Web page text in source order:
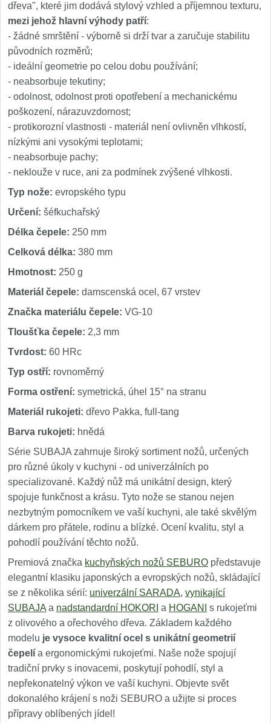
dřeva", které jim dodává stylový vzhled a příjemnou texturu,
mezi jehož hlavní výhody patří:
- žádné smrštění - výborně si drží tvar a zaručuje stabilitu
původních rozměrů;
- ideální geometrie po celou dobu používání;
- neabsorbuje tekutiny;
- odolnost, odolnost proti opotřebení a mechanickému
poškození, nárazuvzdornost;
- protikorozní vlastnosti - materiál není ovlivněn vlhkostí,
nízkými ani vysokými teplotami;
- neabsorbuje pachy;
- neklouže v ruce, ani za podmínek zvýšené vlhkosti.
Typ nože: evropského typu
Určení: šéfkuchařský
Délka čepele: 250 mm
Celková délka: 380 mm
Hmotnost: 250 g
Materiál čepele: damscenská ocel, 67 vrstev
Značka materiálu čepele: VG-10
Tloušťka čepele: 2,3 mm
Tvrdost: 60 HRc
Typ ostří: rovnoměrný
Forma ostření: symetrická, úhel 15° na stranu
Materiál rukojeti: dřevo Pakka, full-tang
Barva rukojeti: hnědá
Série SUBAJA zahrnuje široký sortiment nožů, určených
pro různé úkoly v kuchyni - od univerzálních po
specializované. Každý nůž má unikátní design, který
spojuje funkčnost a krásu. Tyto nože se stanou nejen
nezbytným pomocníkem ve vaší kuchyni, ale také skvělým
dárkem pro přátele, rodinu a blízké. Ocení kvalitu, styl a
pohodlí používání těchto nožů.
Premiová značka kuchyňských nožů SEBURO představuje
elegantní klasiku japonských a evropských nožů, skládající
se z několika sérií: univerzální SARADA, vynikající
SUBAJA a nadstandardní HOKORI a HOGANI
s rukojeťmi
z olivového a ořechového dřeva. Základem každého
modelu je vysoce kvalitní ocel s unikátní geometrií
čepelí a ergonomickými rukojeťmi. Naše nože spojují
tradiční prvky s inovacemi, poskytují pohodlí, styl a
nepřekonatelný výkon ve vaší kuchyni. Objevte svět
dokonalého krájení s noži SEBURO a užijte si proces
přípravy oblíbených jídel!